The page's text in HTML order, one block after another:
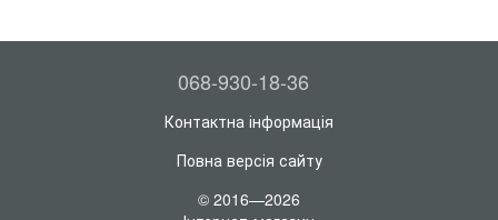
068-930-18-36
Контактна інформація
Повна версія сайту
© 2016—2026